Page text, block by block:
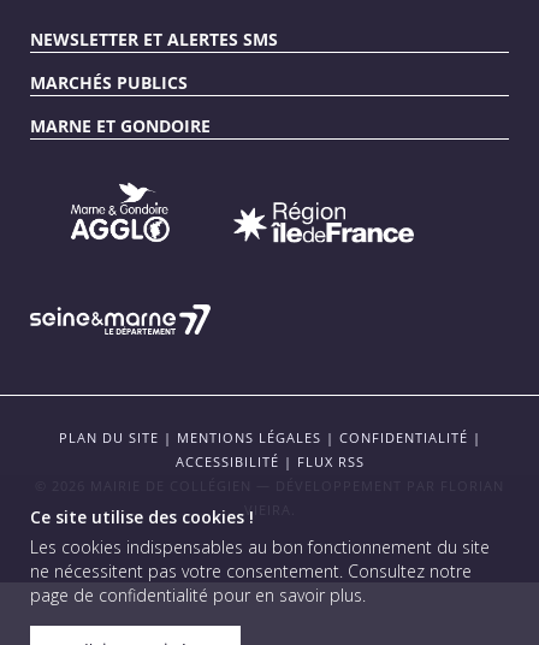
Ce site utilise des cookies !
Les cookies indispensables au bon fonctionnement du site
ne nécessitent pas votre consentement. Consultez notre
page de confidentialité pour en savoir plus.
NEWSLETTER ET ALERTES SMS
MARCHÉS PUBLICS
MARNE ET GONDOIRE
PLAN DU SITE | MENTIONS LÉGALES | CONFIDENTIALITÉ |
ACCESSIBILITÉ | FLUX RSS
VIEIRA